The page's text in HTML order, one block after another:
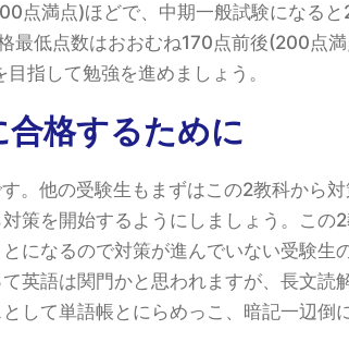
点満点)ほどで、中期一般試験になる
最低点数はおおむね170点前後(200点
指して勉強を進めましょう。
合格するために
。他の受験生もまずはこの2教科から
策を開始するようにしましょう。この
になるので対策が進んでいない受験生
英語は関門かと思われますが、長文読
して単語帳とにらめっこ、暗記一辺倒